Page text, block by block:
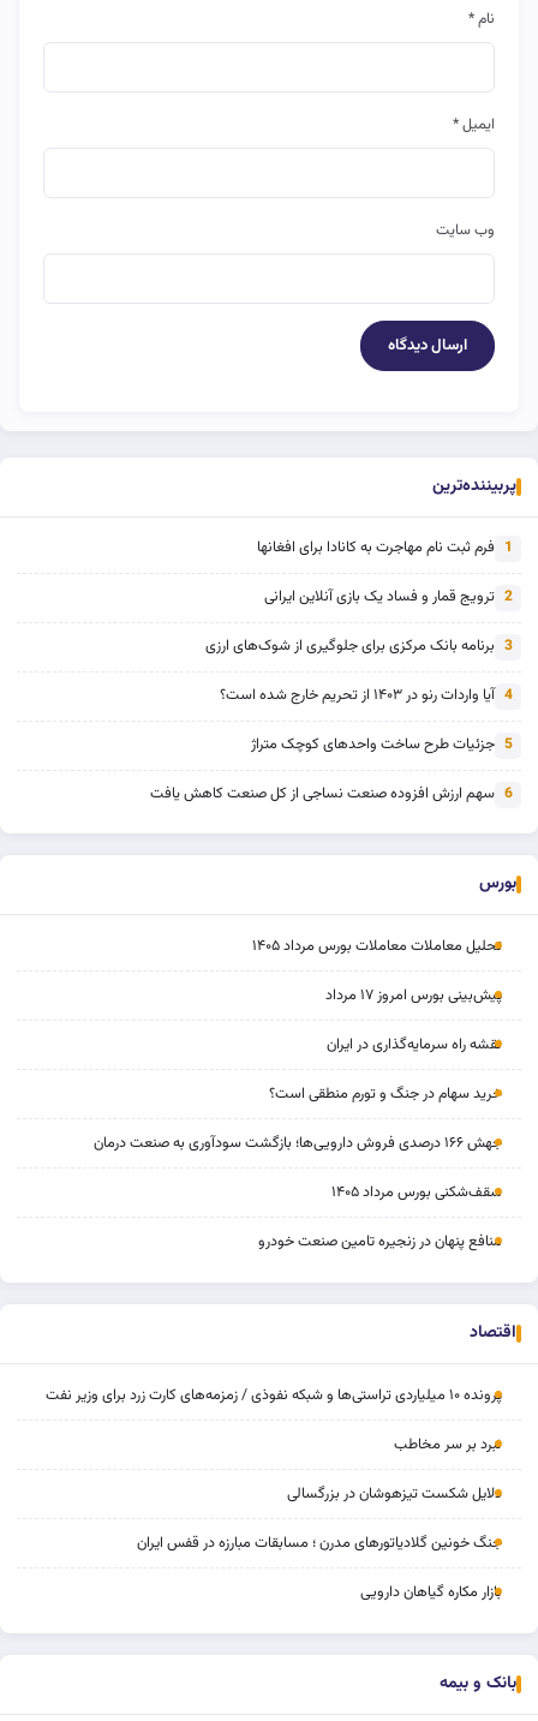
نام*
ایمیل*
وب‌ سایت
پربیننده‌ترین
1 فرم ثبت نام مهاجرت به کانادا برای افغانها
2 ترویج قمار و فساد یک بازی آنلاین ایرانی
3 برنامه بانک مرکزی برای جلوگیری از شوک‌های ارزی
4 آیا واردات رنو در ۱۴۰۳ از تحریم خارج شده است؟
5 جزئیات طرح ساخت واحدهای کوچک متراژ
6 سهم ارزش افزوده صنعت نساجی از کل صنعت کاهش یافت
بورس
تحلیل معاملات معاملات بورس مرداد ۱۴۰۵
پیش‌بینی بورس امروز ۱۷ مرداد
نقشه راه سرمایه‌گذاری در ایران
خرید سهام در جنگ و تورم منطقی است؟
جهش ۱۶۶ درصدی فروش دارویی‌ها؛ بازگشت سودآوری به صنعت درمان
سقف‌شکنی بورس مرداد ۱۴۰۵
منافع پنهان در زنجیره تامین صنعت خودرو
اقتصاد
پرونده ۱۰ میلیاردی تراستی‌ها و شبکه نفوذی / زمزمه‌های کارت زرد برای وزیر نفت
نبرد بر سر مخاطب
دلایل شکست تیزهوشان در بزرگسالی
جنگ خونین گلادیاتورهای مدرن ؛ مسابقات مبارزه در قفس ایران
بازار مکاره گیاهان دارویی
بانک و بیمه